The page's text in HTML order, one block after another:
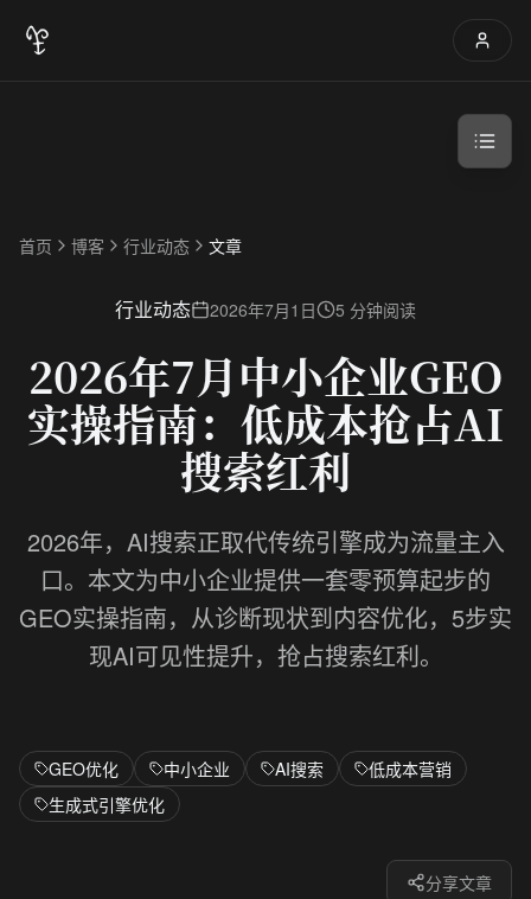
首页 博客 行业动态 文章
行业动态 2026年7月1日 5 分钟阅读
2026年7月中小企业GEO
实操指南：低成本抢占AI
搜索红利
2026年，AI搜索正取代传统引擎成为流量主入
口。本文为中小企业提供一套零预算起步的
GEO实操指南，从诊断现状到内容优化，5步实
现AI可见性提升，抢占搜索红利。
GEO优化 中小企业 AI搜索
低成本营销
生成式引擎优化
分享文章